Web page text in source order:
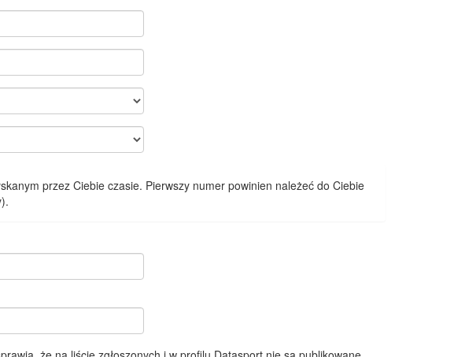
przez Ciebie czasie. Pierwszy numer powinien należeć do Ciebie